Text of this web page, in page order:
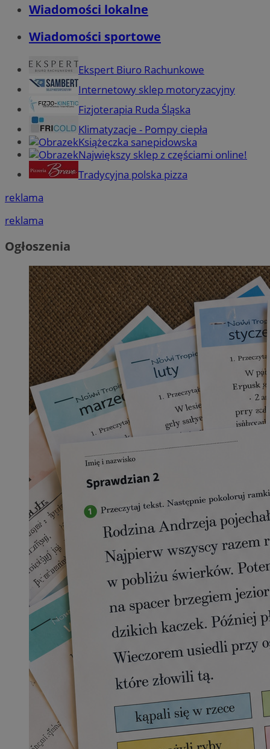
Wiadomości lokalne
Wiadomości sportowe
Ekspert Biuro Rachunkowe
Internetowy sklep motoryzacyjny
Fizjoterapia Ruda Śląska
Klimatyzacje - Pompy ciepła
Książeczka sanepidowska
Największy sklep z częściami online!
Tradycyjna polska pizza
reklama
reklama
Ogłoszenia